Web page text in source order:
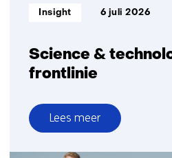
Science &
frontlinie
Informatietype:
Insight 6 juli 2026
Lees meer
over
Science